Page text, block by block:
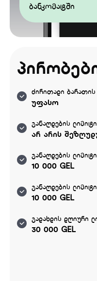
ბანკომატში
ძირითადი ბარათის
უფასო
განაღდების
არ არის
განაღდების
10 000 GEL
განაღდების
10 000 GEL
გადახდის დღიური
30 000 GEL